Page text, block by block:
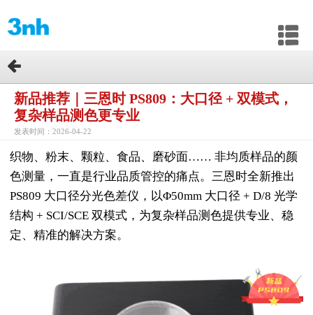
新品推荐｜三恩时 PS809：大口径 + 双模式，
复杂样品测色更专业
发表时间：2026-04-22
织物、粉末、颗粒、食品、磨砂面…… 非均质样品的颜
色测量，一直是行业品质管控的痛点。三恩时全新推出
PS809 大口径分光色差仪，以Φ50mm 大口径 + D/8 光学
结构 + SCI/SCE 双模式，为复杂样品测色提供专业、稳
定、精准的解决方案。